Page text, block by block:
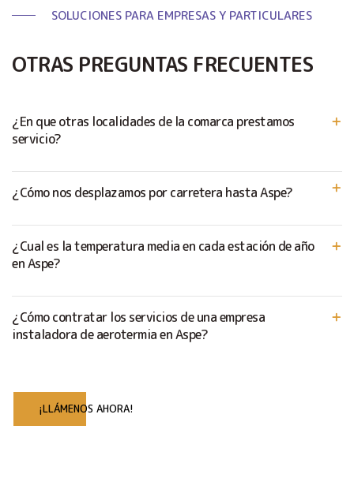
SOLUCIONES PARA EMPRESAS Y PARTICULARES
OTRAS PREGUNTAS FRECUENTES
¿En que otras localidades de la comarca prestamos
servicio?
¿Cómo nos desplazamos por carretera hasta Aspe?
¿Cual es la temperatura media en cada estación de año
en Aspe?
¿Cómo contratar los servicios de una empresa
instaladora de aerotermia en Aspe?
¡LLÁMENOS AHORA!